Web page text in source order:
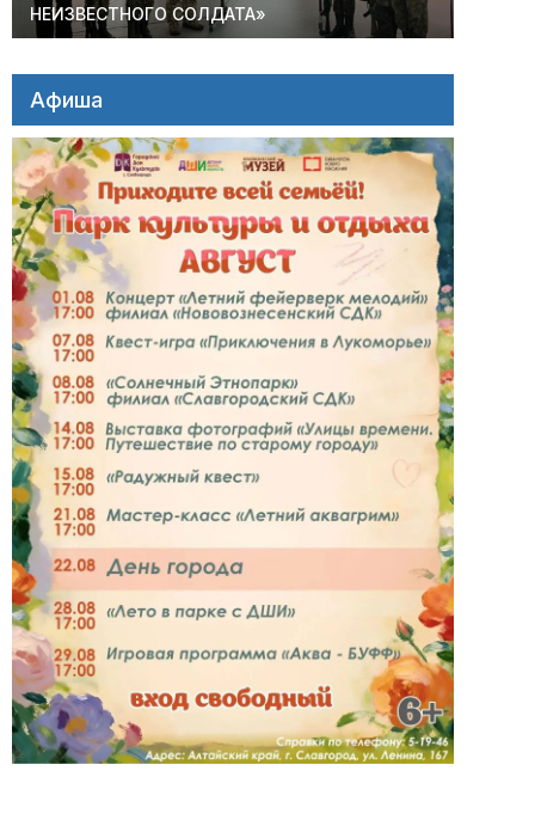
НЕИЗВЕСТНОГО СОЛДАТА»
Афиша